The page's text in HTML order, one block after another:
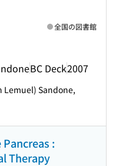
BC Deck2007
全国の図書館
Lemuel) Sandone,
:
Therapy